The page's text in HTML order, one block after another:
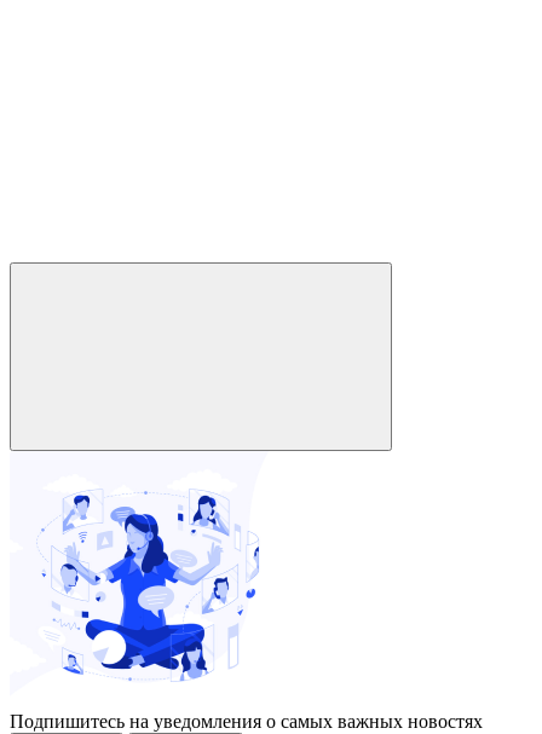
Подпишитесь на уведомления о самых важных новостях